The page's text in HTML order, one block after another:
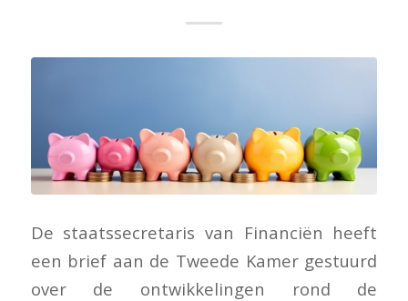
De staatssecretaris van Financiën heeft
een brief aan de Tweede Kamer gestuurd
over de ontwikkelingen rond de